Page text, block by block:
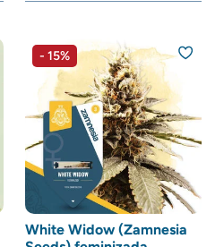
- 15%
White Widow (Zamnesia